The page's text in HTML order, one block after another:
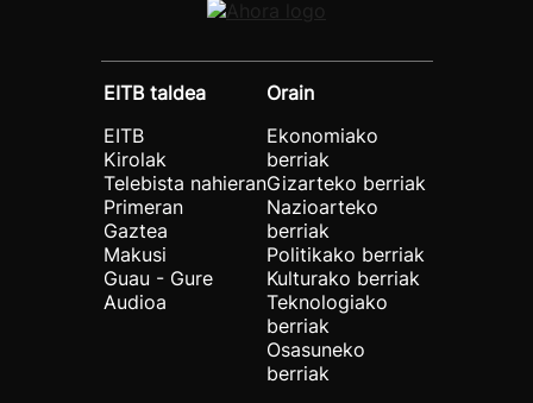
EITB taldea
EITB
Kirolak
Telebista nahieran
Primeran
Gaztea
Makusi
Guau - Gure
Audioa
Orain
Ekonomiako
berriak
Gizarteko berriak
Nazioarteko
berriak
Politikako berriak
Kulturako berriak
Teknologiako
berriak
Osasuneko
berriak